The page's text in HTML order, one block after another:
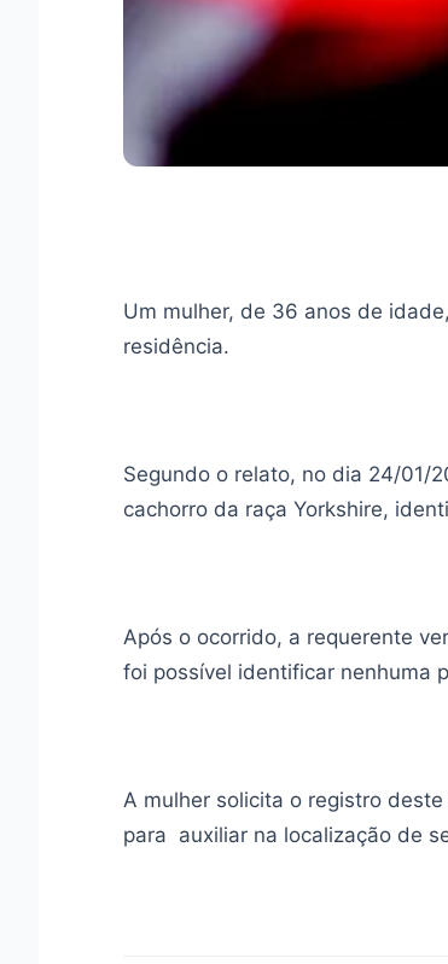
Um mulher, de 36 anos de
residência.
Segundo o relato, no dia 24/01/
cachorro da raça Yorkshire,
Após o ocorrido, a requerente
foi possível identificar nenhuma
A mulher solicita o registro
para auxiliar na localização de